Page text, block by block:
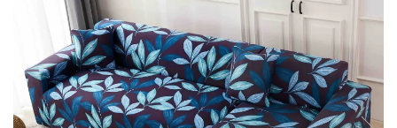
Lenjerii Creponate
Lenjerii de finet Iprimate Digital
Lenjerii de pat Bumbac 100%
Lenjerii de pat Finet + 2 Draperii